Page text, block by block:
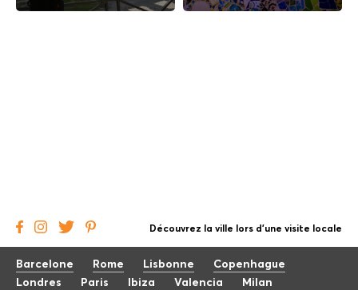
Découvrez la ville lors d'une visite locale
Barcelone Rome Lisbonne
Copenhague
Londres
Paris Ibiza Valencia Milan